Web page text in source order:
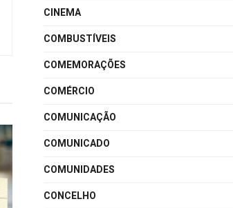
CINEMA
COMBUSTÍVEIS
COMEMORAÇÕES
COMÉRCIO
COMUNICAÇÃO
COMUNICADO
COMUNIDADES
CONCELHO